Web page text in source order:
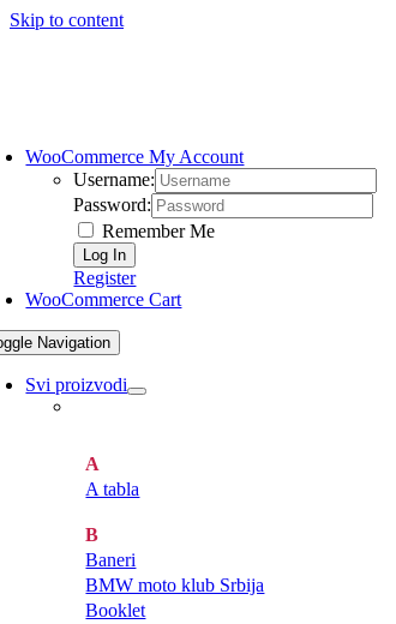
Skip to content
WooCommerce My Account
Username:
Password:
Remember Me
Register
WooCommerce Cart
Navigation
Svi proizvodi
A
A tabla
B
Baneri
BMW moto klub Srbija
Booklet